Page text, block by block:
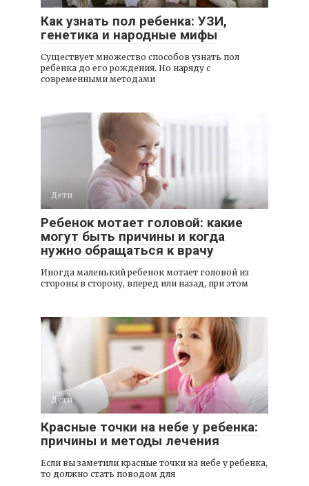
Как узнать пол ребенка: УЗИ,
генетика и народные мифы
Существует множество способов узнать пол
ребенка до его рождения. Но наряду с
современными методами
Дети
Ребенок мотает головой: какие
могут быть причины и когда
нужно обращаться к врачу
Иногда маленький ребенок мотает головой из
стороны в сторону, вперед или назад, при этом
Дети
Красные точки на небе у ребенка:
причины и методы лечения
Если вы заметили красные точки на небе у ребенка,
то должно стать поводом для